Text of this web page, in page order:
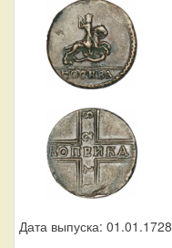
Дата выпуска: 01.01.1728